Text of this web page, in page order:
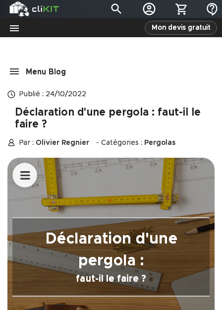
Mon devis gratuit
menu
Publié : 24/10/2022
Déclaration d'une pergola : faut-il le
faire ?
Par : Olivier Regnier - Catégories : Pergolas
keyboard_arrow_down
Avant
chose...
Absence
d’obligation
déclaration
Quand
Déclaration d'une
pergola :
faut-il le faire ?